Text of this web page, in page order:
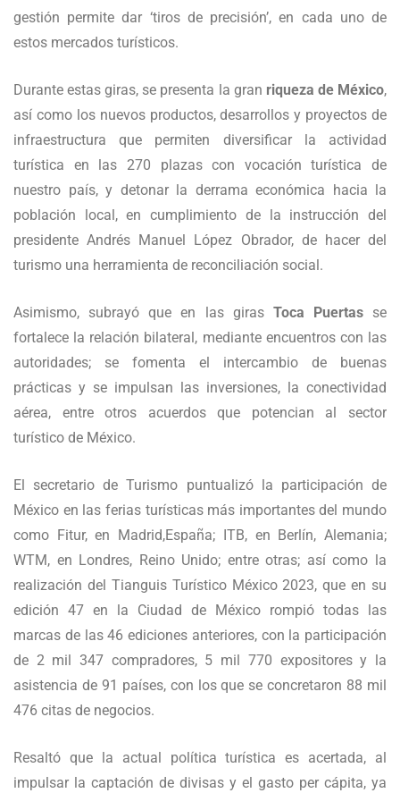
gestión permite dar ‘tiros de precisión’, en cada uno de
estos mercados turísticos.
Durante estas giras, se presenta la gran riqueza de México,
así como los nuevos productos, desarrollos y proyectos de
infraestructura que permiten diversificar la actividad
turística en las 270 plazas con vocación turística de
nuestro país, y detonar la derrama económica hacia la
población local, en cumplimiento de la instrucción del
presidente Andrés Manuel López Obrador, de hacer del
turismo una herramienta de reconciliación social.
Asimismo, subrayó que en las girasToca Puertasse
fortalece la relación bilateral, mediante encuentros con las
autoridades; se fomenta el intercambio de buenas
prácticas y se impulsan las inversiones, la conectividad
aérea, entre otros acuerdos que potencian al sector
turístico de México.
El secretario de Turismo puntualizó la participación de
México en las ferias turísticas más importantes del mundo
como Fitur, en Madrid,España; ITB, en Berlín, Alemania;
WTM, en Londres, Reino Unido; entre otras; así como la
realización del Tianguis Turístico México 2023, que en su
edición 47 en la Ciudad de México rompió todas las
marcas de las 46 ediciones anteriores, con la participación
de 2 mil 347 compradores, 5 mil 770 expositores y la
asistencia de 91 países, con los que se concretaron 88 mil
476 citas de negocios.
Resaltó que la actual política turística es acertada, al
impulsar la captación de divisas y el gasto per cápita, ya